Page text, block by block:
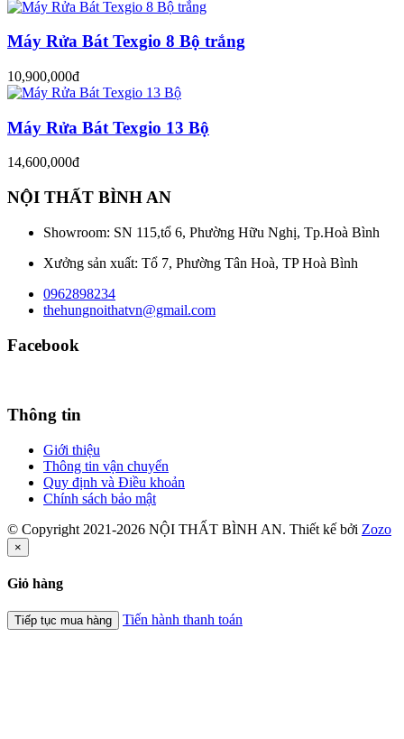
Máy Rửa Bát Texgio 8 Bộ trắng
10,900,000đ
Máy Rửa Bát Texgio 13 Bộ
14,600,000đ
NỘI THẤT BÌNH AN
Showroom: SN 115,tổ 6, Phường Hữu Nghị, Tp.Hoà Bình
Xưởng sản xuất: Tổ 7, Phường Tân Hoà, TP Hoà Bình
0962898234
thehungnoithatvn@gmail.com
Facebook
Thông tin
Giới thiệu
Thông tin vận chuyển
Quy định và Điều khoản
Chính sách bảo mật
© Copyright 2021-2026 NỘI THẤT BÌNH AN. Thiết kế bởi Zozo
×
Giỏ hàng
Tiếp tục mua hàng Tiến hành thanh toán